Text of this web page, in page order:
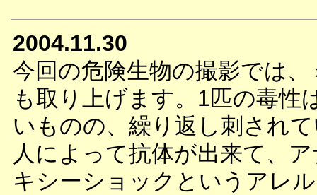
2004.11.30
今回の危険生物の撮影では
も取り上げます。1匹の毒性
いものの、繰り返し刺され
人によって抗体が出来て、
キシーショックというアレ